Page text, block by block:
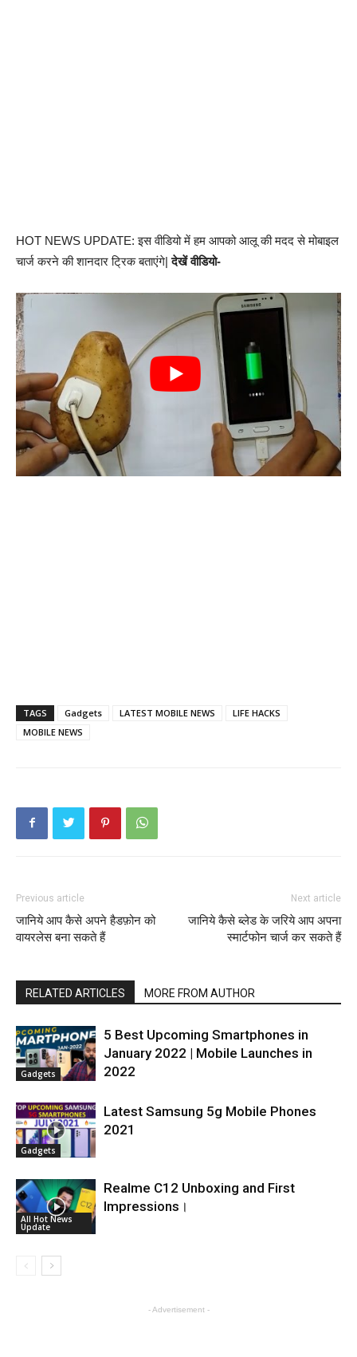
HOT NEWS UPDATE: इस वीडियो में हम आपको आलू की मदद से मोबाइल
चार्ज करने की शानदार ट्रिक बताएंगे|देखें वीडियो-
TAGS Gadgets LATEST MOBILE NEWS
LIFE HACKS
MOBILE NEWS
Previous article
जानिये आप कैसे अपने हैडफ़ोन को
वायरलेस बना सकते हैं
Next article
जानिये कैसे ब्लेड के जरिये आप अपना
स्मार्टफोन चार्ज कर सकते हैं
RELATED ARTICLES MORE FROM AUTHOR
Gadgets
5 Best Upcoming Smartphones in
January 2022 | Mobile Launches in
2022
Gadgets
Latest Samsung 5g Mobile Phones
2021
All Hot News
Update
Realme C12 Unboxing and First
Impressions।
- Advertisement -